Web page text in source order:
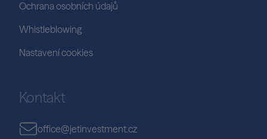
Ochrana osobních údajů
Whistleblowing
Nastavení cookies
Kontakt
office@jetinvestment.cz